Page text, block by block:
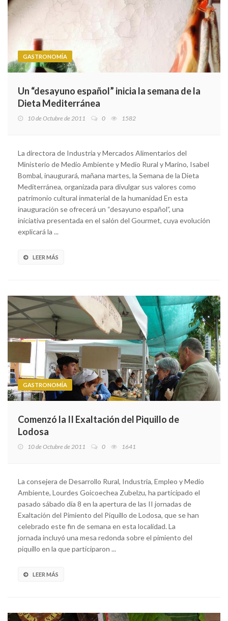
GASTRONOMÍA
Un “desayuno español” inicia la semana de la
Dieta Mediterránea
10 de Octubre de 2011 0 1582
La directora de Industria y Mercados Alimentarios del
Ministerio de Medio Ambiente y Medio Rural y Marino, Isabel
Bombal, inaugurará, mañana martes, la Semana de la Dieta
Mediterránea, organizada para divulgar sus valores como
patrimonio cultural inmaterial de la humanidad En esta
inauguración se ofrecerá un “desayuno español”, una
iniciativa presentada en el salón del Gourmet, cuya evolución
explicará la ...
LEER MÁS
GASTRONOMÍA
Comenzó la II Exaltación del Piquillo de
Lodosa
10 de Octubre de 2011 0 1641
La consejera de Desarrollo Rural, Industria, Empleo y Medio
Ambiente, Lourdes Goicoechea Zubelzu, ha participado el
pasado sábado día 8 en la apertura de las II jornadas de
Exaltación del Pimiento del Piquillo de Lodosa, que se han
celebrado este fin de semana en esta localidad. La
jornada incluyó una mesa redonda sobre el pimiento del
piquillo en la que participaron ...
LEER MÁS